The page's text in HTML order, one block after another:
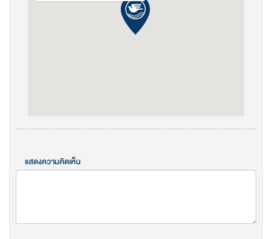
แสดงความคิดเห็น